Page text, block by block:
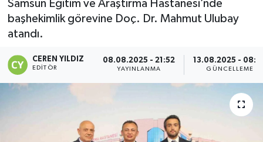
Samsun Eğitim ve Araştırma Hastanesi’nde
başhekimlik görevine Doç. Dr. Mahmut Ulubay
atandı.
CEREN YILDIZ
EDITÖR
08.08.2025 - 21:52
YAYINLANMA
13.08.2025 -
GÜNCELLEME
Kpss - Sınav